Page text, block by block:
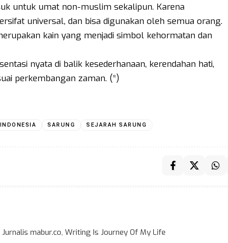
untuk umat non-muslim sekalipun. Karena
universal, dan bisa digunakan oleh semua orang.
kain yang menjadi simbol kehormatan dan
nyata di balik kesederhanaan, kerendahan hati,
perkembangan zaman. (*)
SARUNG SEJARAH SARUNG
mabur.co, Writing Is Journey Of My Life